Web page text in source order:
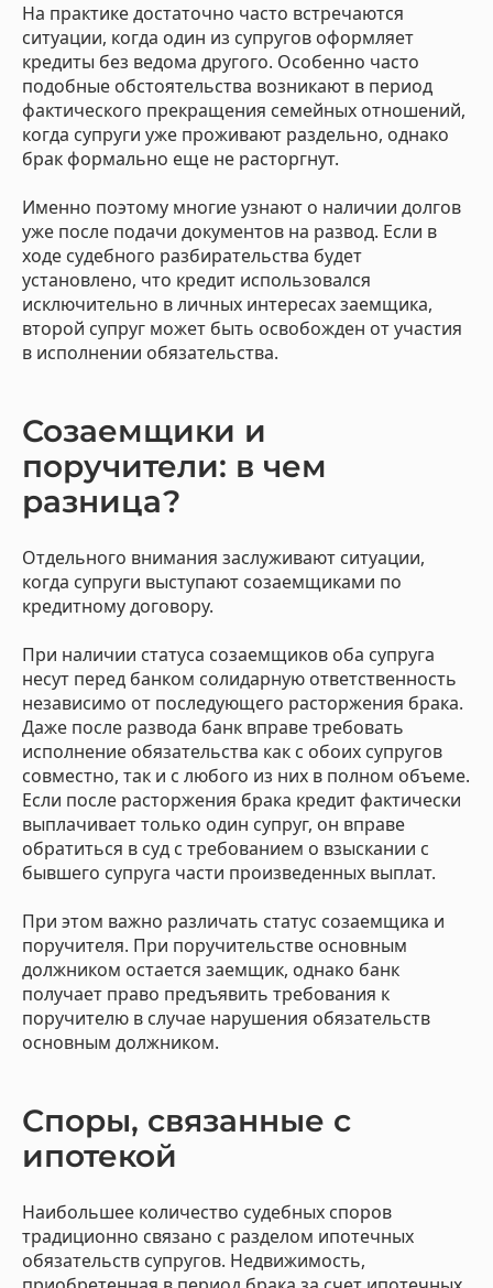
На практике достаточно часто встречаются
ситуации, когда один из супругов оформляет
кредиты без ведома другого. Особенно часто
подобные обстоятельства возникают в период
фактического прекращения семейных отношений,
когда супруги уже проживают раздельно, однако
брак формально еще не расторгнут.
Именно поэтому многие узнают о наличии долгов
уже после подачи документов на развод. Если в
ходе судебного разбирательства будет
установлено, что кредит использовался
исключительно в личных интересах заемщика,
второй супруг может быть освобожден от участия
в исполнении обязательства.
Созаемщики и
поручители: в чем
разница?
Отдельного внимания заслуживают ситуации,
когда супруги выступают созаемщиками по
кредитному договору.
При наличии статуса созаемщиков оба супруга
несут перед банком солидарную ответственность
независимо от последующего расторжения брака.
Даже после развода банк вправе требовать
исполнение обязательства как с обоих супругов
совместно, так и с любого из них в полном объеме.
Если после расторжения брака кредит фактически
выплачивает только один супруг, он вправе
обратиться в суд с требованием о взыскании с
бывшего супруга части произведенных выплат.
При этом важно различать статус созаемщика и
поручителя. При поручительстве основным
должником остается заемщик, однако банк
получает право предъявить требования к
поручителю в случае нарушения обязательств
основным должником.
Споры, связанные с
ипотекой
Наибольшее количество судебных споров
традиционно связано с разделом ипотечных
обязательств супругов. Недвижимость,